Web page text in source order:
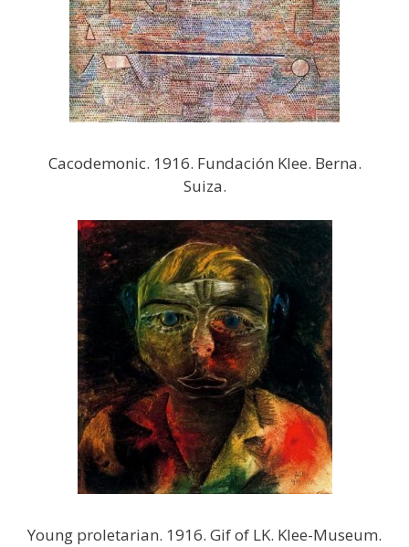
Cacodemonic. 1916. Fundación Klee. Berna.
Suiza.
Young proletarian. 1916. Gif of LK. Klee-Museum.